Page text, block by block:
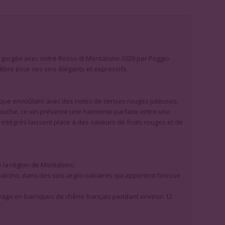
avec notre Rosso di Montalcino 2020 par Poggio
pour ses vins élégants et expressifs.
envoûtant avec des notes de cerises rouges juteuses,
ce vin présente une harmonie parfaite entre une
laissent place à des saveurs de fruits rouges et de
région de Montalcino.
dans des sols argilo-calcaires qui apportent finesse
en barriques de chêne français pendant environ 12